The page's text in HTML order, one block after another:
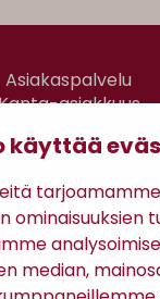
käyttää
ominaisuuksien
median,
Asiakaspalvelu
asiakkuus
Ratsula Café
Sopimusehdot
Maksutavat